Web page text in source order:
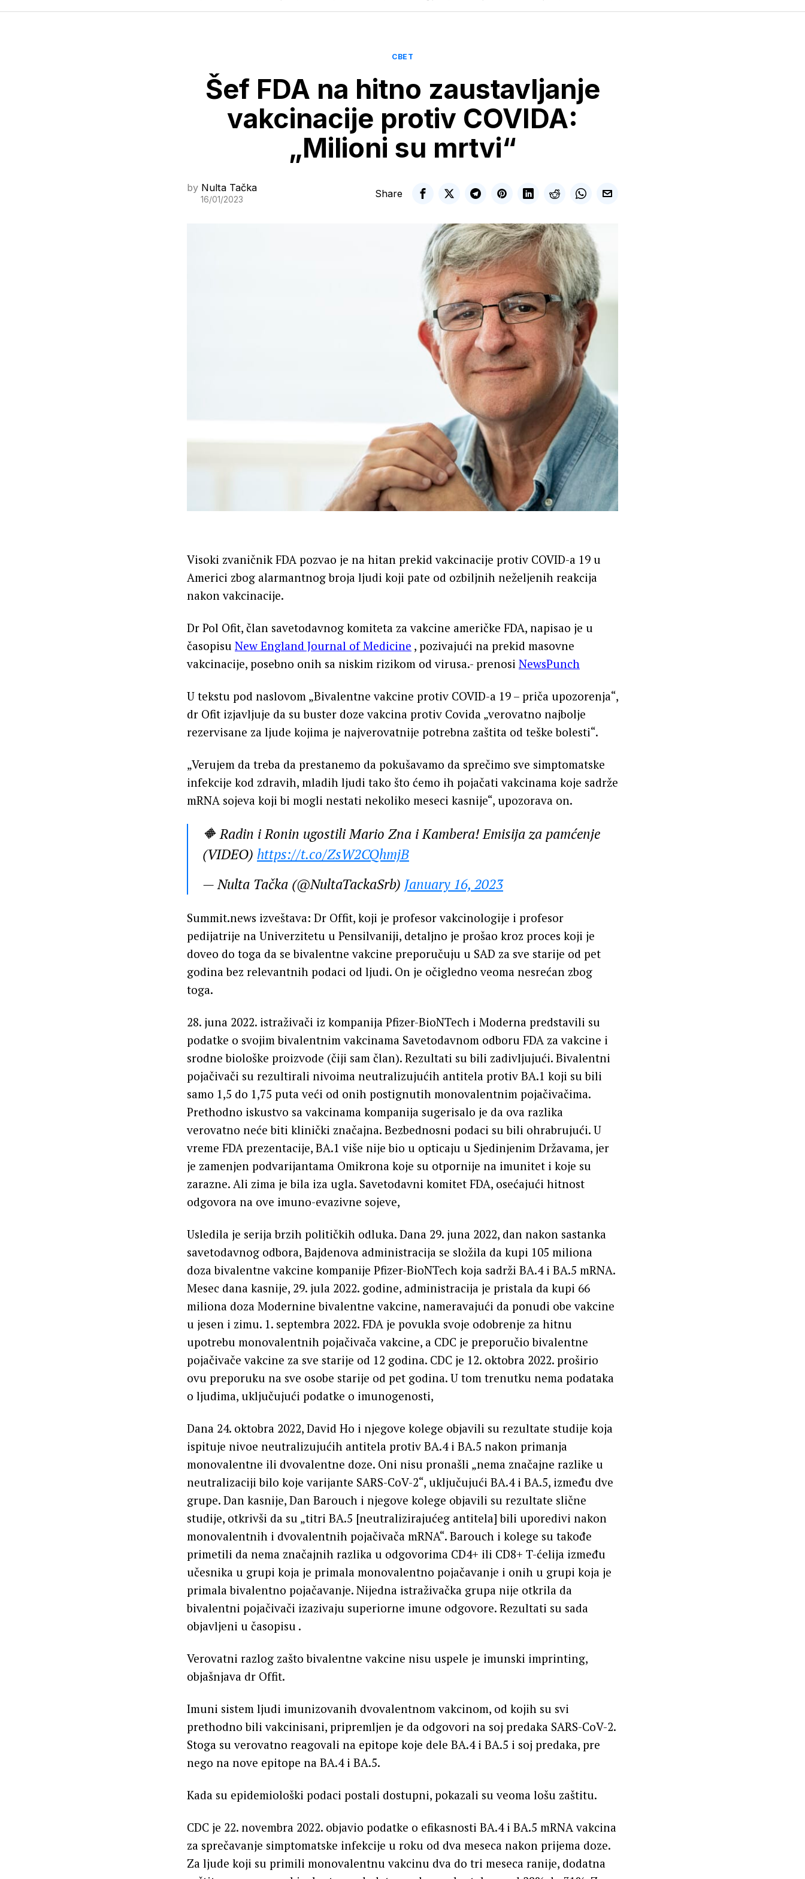
СВЕТ
Šef FDA na hitno zaustavljanje
vakcinacije protiv COVIDA:
„Milioni su mrtvi“
by Nulta Tačka
16/01/2023
Share
Visoki zvaničnik FDA pozvao je na hitan prekid vakcinacije protiv COVID-a 19 u
Americi zbog alarmantnog broja ljudi koji pate od ozbiljnih neželjenih reakcija
nakon vakcinacije.
Dr Pol Ofit, član savetodavnog komiteta za vakcine američke FDA, napisao je u
časopisu New England Journal of Medicine , pozivajući na prekid masovne
vakcinacije, posebno onih sa niskim rizikom od virusa.- prenosi NewsPunch
U tekstu pod naslovom „Bivalentne vakcine protiv COVID-a 19 – priča upozorenja“,
dr Ofit izjavljuje da su buster doze vakcina protiv Covida „verovatno najbolje
rezervisane za ljude kojima je najverovatnije potrebna zaštita od teške bolesti“.
„Verujem da treba da prestanemo da pokušavamo da sprečimo sve simptomatske
infekcije kod zdravih, mladih ljudi tako što ćemo ih pojačati vakcinama koje sadrže
mRNA sojeva koji bi mogli nestati nekoliko meseci kasnije“, upozorava on.
🔶 Radin i Ronin ugostili Mario Zna i Kambera! Emisija za pamćenje
(VIDEO) https://t.co/ZsW2CQhmjB
— Nulta Tačka (@NultaTackaSrb) January 16, 2023
Summit.news izveštava: Dr Offit, koji je profesor vakcinologije i profesor
pedijatrije na Univerzitetu u Pensilvaniji, detaljno je prošao kroz proces koji je
doveo do toga da se bivalentne vakcine preporučuju u SAD za sve starije od pet
godina bez relevantnih podaci od ljudi. On je očigledno veoma nesrećan zbog
toga.
28. juna 2022. istraživači iz kompanija Pfizer-BioNTech i Moderna predstavili su
podatke o svojim bivalentnim vakcinama Savetodavnom odboru FDA za vakcine i
srodne biološke proizvode (čiji sam član). Rezultati su bili zadivljujući. Bivalentni
pojačivači su rezultirali nivoima neutralizujućih antitela protiv BA.1 koji su bili
samo 1,5 do 1,75 puta veći od onih postignutih monovalentnim pojačivačima.
Prethodno iskustvo sa vakcinama kompanija sugerisalo je da ova razlika
verovatno neće biti klinički značajna. Bezbednosni podaci su bili ohrabrujući. U
vreme FDA prezentacije, BA.1 više nije bio u opticaju u Sjedinjenim Državama, jer
je zamenjen podvarijantama Omikrona koje su otpornije na imunitet i koje su
zarazne. Ali zima je bila iza ugla. Savetodavni komitet FDA, osećajući hitnost
odgovora na ove imuno-evazivne sojeve,
Usledila je serija brzih političkih odluka. Dana 29. juna 2022, dan nakon sastanka
savetodavnog odbora, Bajdenova administracija se složila da kupi 105 miliona
doza bivalentne vakcine kompanije Pfizer-BioNTech koja sadrži BA.4 i BA.5 mRNA.
Mesec dana kasnije, 29. jula 2022. godine, administracija je pristala da kupi 66
miliona doza Modernine bivalentne vakcine, nameravajući da ponudi obe vakcine
u jesen i zimu. 1. septembra 2022. FDA je povukla svoje odobrenje za hitnu
upotrebu monovalentnih pojačivača vakcine, a CDC je preporučio bivalentne
pojačivače vakcine za sve starije od 12 godina. CDC je 12. oktobra 2022. proširio
ovu preporuku na sve osobe starije od pet godina. U tom trenutku nema podataka
o ljudima, uključujući podatke o imunogenosti,
Dana 24. oktobra 2022, David Ho i njegove kolege objavili su rezultate studije koja
ispituje nivoe neutralizujućih antitela protiv BA.4 i BA.5 nakon primanja
monovalentne ili dvovalentne doze. Oni nisu pronašli „nema značajne razlike u
neutralizaciji bilo koje varijante SARS-CoV-2“, uključujući BA.4 i BA.5, između dve
grupe. Dan kasnije, Dan Barouch i njegove kolege objavili su rezultate slične
studije, otkrivši da su „titri BA.5 [neutralizirajućeg antitela] bili uporedivi nakon
monovalentnih i dvovalentnih pojačivača mRNA“. Barouch i kolege su takođe
primetili da nema značajnih razlika u odgovorima CD4+ ili CD8+ T-ćelija između
učesnika u grupi koja je primala monovalentno pojačavanje i onih u grupi koja je
primala bivalentno pojačavanje. Nijedna istraživačka grupa nije otkrila da
bivalentni pojačivači izazivaju superiorne imune odgovore. Rezultati su sada
objavljeni u časopisu .
Verovatni razlog zašto bivalentne vakcine nisu uspele je imunski imprinting,
objašnjava dr Offit.
Imuni sistem ljudi imunizovanih dvovalentnom vakcinom, od kojih su svi
prethodno bili vakcinisani, pripremljen je da odgovori na soj predaka SARS-CoV-2.
Stoga su verovatno reagovali na epitope koje dele BA.4 i BA.5 i soj predaka, pre
nego na nove epitope na BA.4 i BA.5.
Kada su epidemiološki podaci postali dostupni, pokazali su veoma lošu zaštitu.
CDC je 22. novembra 2022. objavio podatke o efikasnosti BA.4 i BA.5 mRNA vakcina
za sprečavanje simptomatske infekcije u roku od dva meseca nakon prijema doze.
Za ljude koji su primili monovalentnu vakcinu dva do tri meseca ranije, dodatna